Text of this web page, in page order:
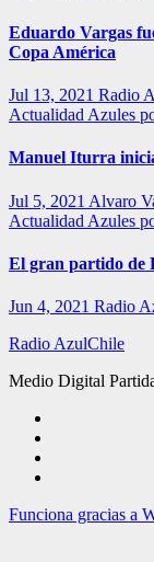
Eduardo Vargas
Copa América
Jul 13, 2021 Radio
Actualidad Azules
Manuel Iturra
Jul 5, 2021 Alvaro
Actualidad Azules
El gran partido de
Jun 4, 2021 Radio
Radio AzulChile
Medio Digital
Funciona gracias a